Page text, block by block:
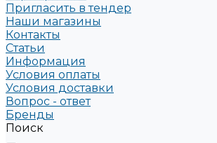
Пригласить в тендер
Наши магазины
Контакты
Статьи
Информация
Условия оплаты
Условия доставки
Вопрос - ответ
Бренды
Поиск